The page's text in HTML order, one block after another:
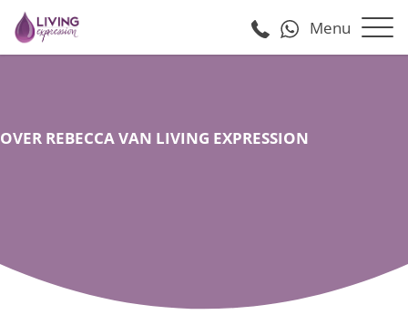
Menu
OVER REBECCA VAN LIVING EXPRESSION